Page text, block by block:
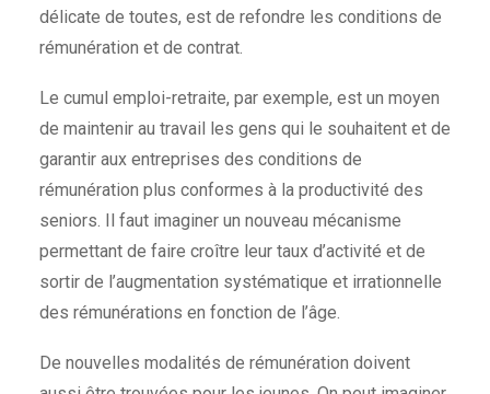
délicate de toutes, est de refondre les conditions de
rémunération et de contrat.
Le cumul emploi-retraite, par exemple, est un moyen
de maintenir au travail les gens qui le souhaitent et de
garantir aux entreprises des conditions de
rémunération plus conformes à la productivité des
seniors. Il faut imaginer un nouveau mécanisme
permettant de faire croître leur taux d’activité et de
sortir de l’augmentation systématique et irrationnelle
des rémunérations en fonction de l’âge.
De nouvelles modalités de rémunération doivent